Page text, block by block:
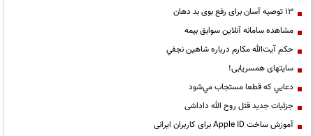
13 توصیه آسان برای رفع بوی بد دهان
مشاهده سامانه آنلاين سوابق بیمه
حكم آيت‌الله مكارم درباره شاهين نجفي
سایتهای همسریابی!
دعايي كه قطعا مستجاب مي‌شود
جزئیات جدید قتل روح الله داداشی
آموزش ساخت Apple ID برای کاربران ایرانی